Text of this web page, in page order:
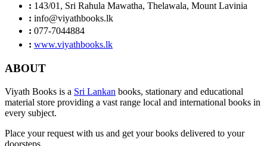
: 143/01, Sri Rahula Mawatha, Thelawala, Mount Lavinia
: info@viyathbooks.lk
: 077-7044884
: www.viyathbooks.lk
ABOUT
Viyath Books is a Sri Lankan books, stationary and educational
material store providing a vast range local and international books in
every subject.
Place your request with us and get your books delivered to your
doorsteps.